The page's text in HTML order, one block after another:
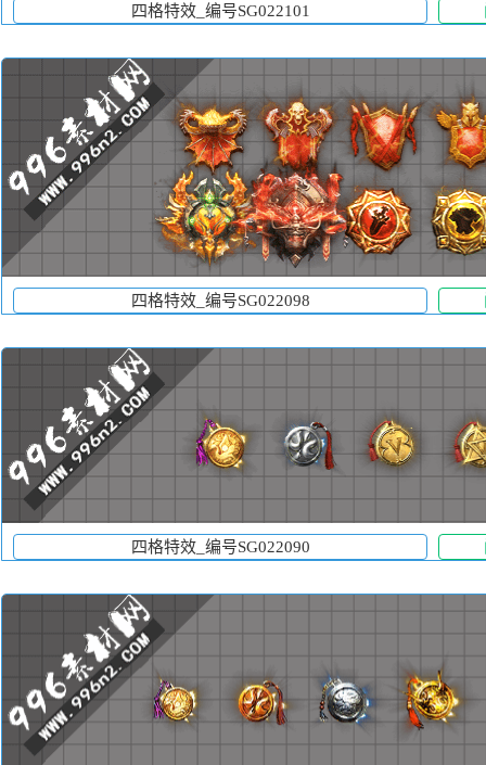
四格特效_编号SG022101
四格特效_编号SG022098
四格特效_编号SG022090